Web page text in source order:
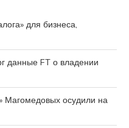
для бизнеса,
данные FT о владении
Магомедовых осудили на